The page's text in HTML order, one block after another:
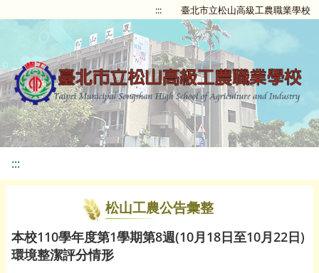
::: 臺北市立松山高級工農職業學校
:::
松山工農公告彙整
本校110學年度第1學期第8週(10月18日至10月22日)
環境整潔評分情形